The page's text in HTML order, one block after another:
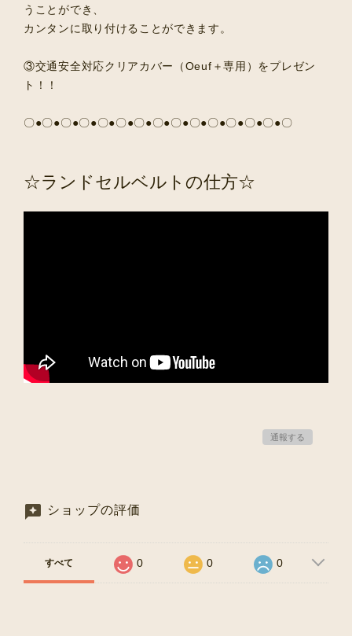
うことができ、
カンタンに取り付けることができます。
③交通安全対応クリアカバー（Oeuf＋専用）をプレゼン
ト！！
〇●〇●〇●〇●〇●〇●〇●〇●〇●〇●〇●〇●〇●〇●〇
☆ランドセルベルトの仕方☆
通報する
ショップの評価
すべて 0 0 0